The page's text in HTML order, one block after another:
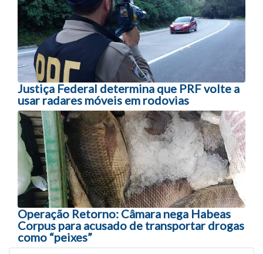
Justiça Federal determina que PRF volte a
usar radares móveis em rodovias
Operação Retorno: Câmara nega Habeas
Corpus para acusado de transportar drogas
como “peixes”